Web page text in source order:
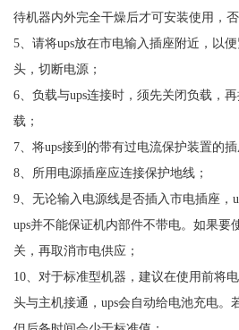
待机器内外完全干燥后才可安装使用，
5、请将ups放在市电输入插座附近，以
头，切断电源；
6、负载与ups连接时，须先关闭负载，
载；
7、将ups接到的带有过电流保护装置的插
8、所用电源插座应连接保护地线；
9、无论输入电源线是否插入市电插座，
ups并不能保证机内部件不带电。如果要
关，再取消市电供应；
10、对于标准型机器，建议在使用前将
头与主机接通，ups会自动给电池充电。